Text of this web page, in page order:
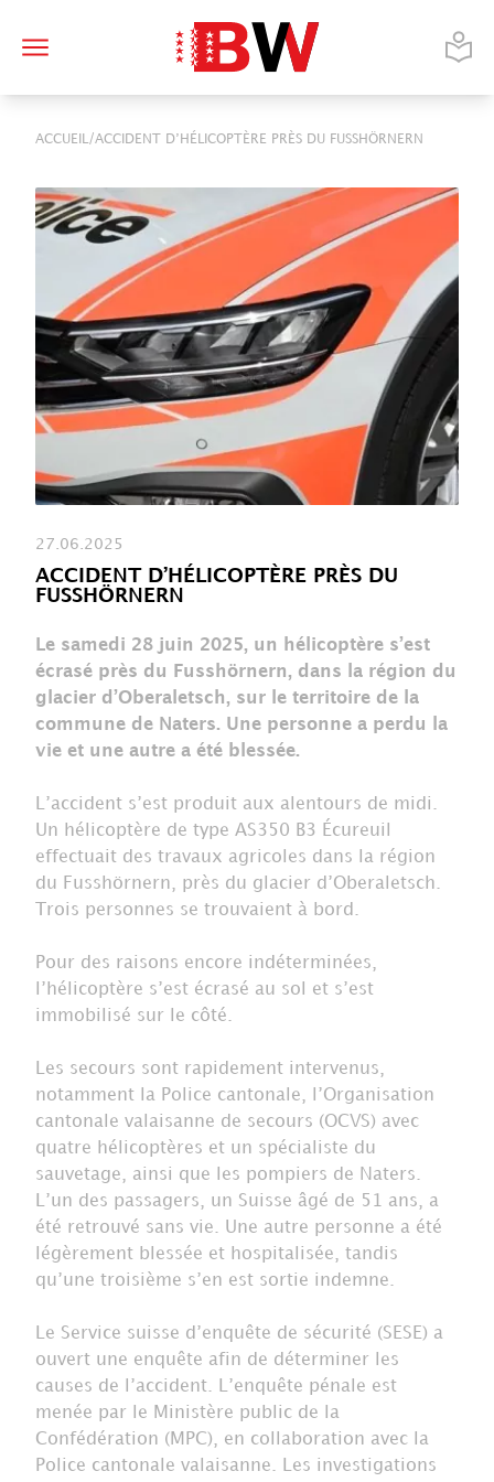
ACCUEIL /ACCIDENT D’HÉLICOPTÈRE PRÈS DU FUSSHÖRNERN
27.06.2025
ACCIDENT D’HÉLICOPTÈRE PRÈS DU
FUSSHÖRNERN
Le samedi 28 juin 2025, un hélicoptère s’est
écrasé près du Fusshörnern, dans la région du
glacier d’Oberaletsch, sur le territoire de la
commune de Naters. Une personne a perdu la
vie et une autre a été blessée.
L’accident s’est produit aux alentours de midi.
Un hélicoptère de type AS350 B3 Écureuil
effectuait des travaux agricoles dans la région
du Fusshörnern, près du glacier d’Oberaletsch.
Trois personnes se trouvaient à bord.
Pour des raisons encore indéterminées,
l’hélicoptère s’est écrasé au sol et s’est
immobilisé sur le côté.
Les secours sont rapidement intervenus,
notamment la Police cantonale, l’Organisation
cantonale valaisanne de secours (OCVS) avec
quatre hélicoptères et un spécialiste du
sauvetage, ainsi que les pompiers de Naters.
L’un des passagers, un Suisse âgé de 51 ans, a
été retrouvé sans vie. Une autre personne a été
légèrement blessée et hospitalisée, tandis
qu’une troisième s’en est sortie indemne.
Le Service suisse d’enquête de sécurité (SESE) a
ouvert une enquête afin de déterminer les
causes de l’accident. L’enquête pénale est
menée par le Ministère public de la
Confédération (MPC), en collaboration avec la
Police cantonale valaisanne. Les investigations